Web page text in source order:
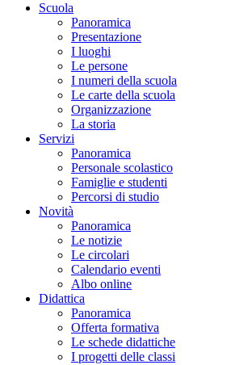
Scuola
Panoramica
Presentazione
I luoghi
Le persone
I numeri della scuola
Le carte della scuola
Organizzazione
La storia
Servizi
Panoramica
Personale scolastico
Famiglie e studenti
Percorsi di studio
Novità
Panoramica
Le notizie
Le circolari
Calendario eventi
Albo online
Didattica
Panoramica
Offerta formativa
Le schede didattiche
I progetti delle classi